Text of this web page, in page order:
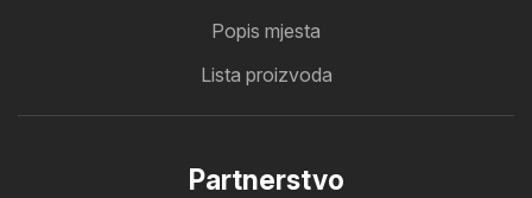
Popis mjesta
Lista proizvoda
Partnerstvo